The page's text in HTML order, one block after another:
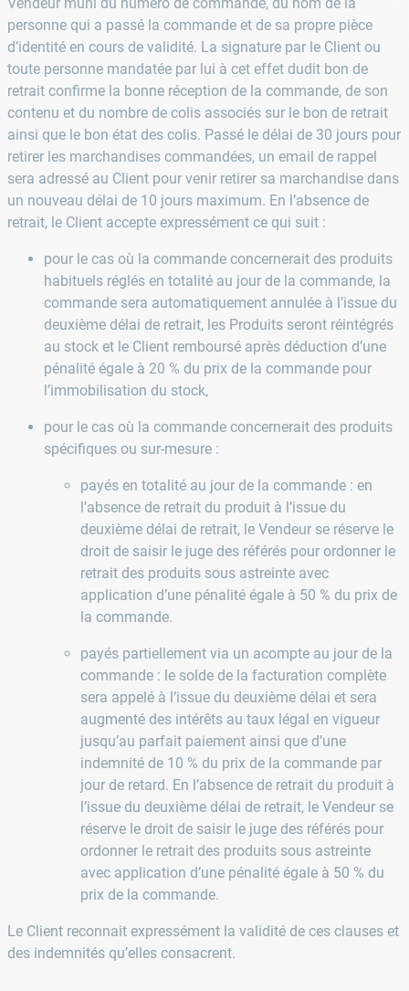
personne qui a passé la commande et de sa propre pièce
d’identité en cours de validité. La signature par le Client ou
toute personne mandatée par lui à cet effet dudit bon de
retrait confirme la bonne réception de la commande, de son
contenu et du nombre de colis associés sur le bon de retrait
ainsi que le bon état des colis. Passé le délai de 30 jours pour
retirer les marchandises commandées, un email de rappel
sera adressé au Client pour venir retirer sa marchandise dans
un nouveau délai de 10 jours maximum. En l’absence de
retrait, le Client accepte expressément ce qui suit :
pour le cas où la commande concernerait des produits
habituels réglés en totalité au jour de la commande, la
commande sera automatiquement annulée à l’issue du
deuxième délai de retrait, les Produits seront réintégrés
au stock et le Client remboursé après déduction d’une
pénalité égale à 20 % du prix de la commande pour
l’immobilisation du stock,
pour le cas où la commande concernerait des produits
spécifiques ou sur-mesure :
payés en totalité au jour de la commande : en
l’absence de retrait du produit à l’issue du
deuxième délai de retrait, le Vendeur se réserve le
droit de saisir le juge des référés pour ordonner le
retrait des produits sous astreinte avec
application d’une pénalité égale à 50 % du prix de
la commande.
payés partiellement via un acompte au jour de la
commande : le solde de la facturation complète
sera appelé à l’issue du deuxième délai et sera
augmenté des intérêts au taux légal en vigueur
jusqu’au parfait paiement ainsi que d’une
indemnité de 10 % du prix de la commande par
jour de retard. En l’absence de retrait du produit à
l’issue du deuxième délai de retrait, le Vendeur se
réserve le droit de saisir le juge des référés pour
ordonner le retrait des produits sous astreinte
avec application d’une pénalité égale à 50 % du
prix de la commande.
Le Client reconnait expressément la validité de ces clauses et
des indemnités qu’elles consacrent.